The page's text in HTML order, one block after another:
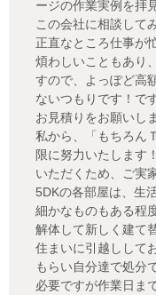
ージの作業実例を拝
この会社に相談して
正直なところ仕事が
煩わしいこともあり
すので、よっぽど高
ないつもりです！で
お見積りをお願いし
私から、「もちろん
限に努力いたします
いただくため、ご実
5DKの各部屋は、生
細かなものもある程
解体して新しく建て
住まいに引越しして
もらい自分達で処分
必要ですが作業日ま